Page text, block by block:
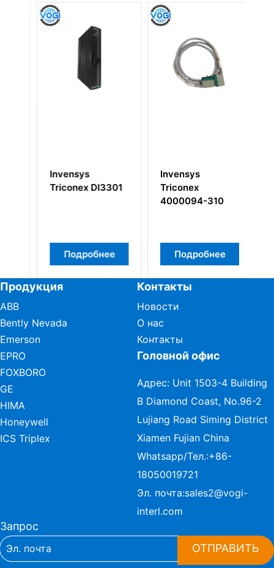
Invensys
Triconex DI3301
Подробнее
Invensys
Triconex
4000094-310
Подробнее
Продукция
ABB
Bently Nevada
Emerson
EPRO
FOXBORO
GE
HIMA
Honeywell
ICS Triplex
Контакты
Новости
О нас
Контакты
Головной офис
Адрес: Unit 1503-4 Building
B Diamond Coast, No.96-2
Lujiang Road Siming District
Xiamen Fujian China
Whatsapp/Тел.:+86-
18050019721
Эл. почта:sales2@vogi-
interl.com
Запрос
ОТПРАВИТЬ